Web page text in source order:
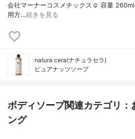
会社マーナーコスメチックス☺︎︎ 容量
用方…続きを見る
natura cera(ナチュラセラ)
ピュアナッツソープ
ボディソープ関連カテゴリ：
ング